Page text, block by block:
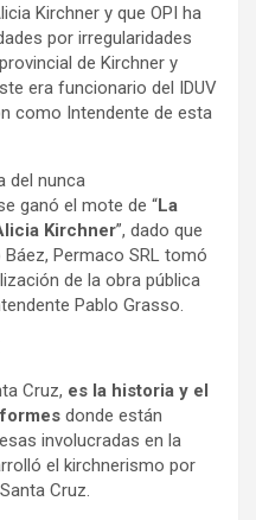
Kirchner y que OPI ha
por irregularidades
de Kirchner y
era funcionario del IDUV
como Intendente de esta
del nunca
ganó el mote de “La
Kirchner”, dado que
Permaco SRL tomó
de la obra pública
Pablo Grasso.
Cruz, es la historia y el
donde están
involucradas en la
el kirchnerismo por
Cruz.